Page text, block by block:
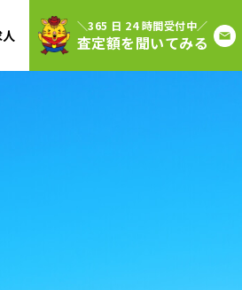
＼365 日 24 時間受付中／
査定額を聞いてみる